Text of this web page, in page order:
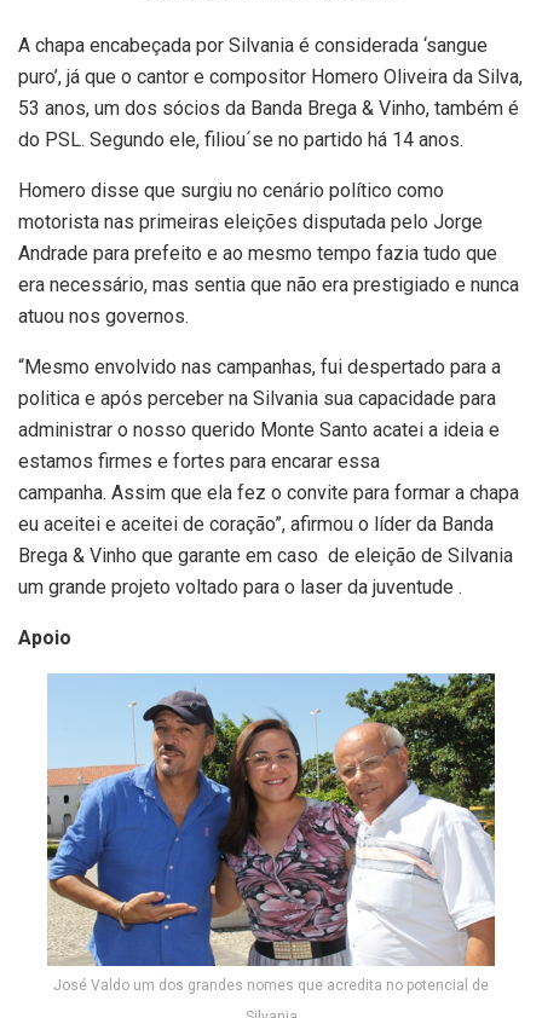
A chapa encabeçada por Silvania é considerada ‘sangue
puro’, já que o cantor e compositor Homero Oliveira da Silva,
53 anos, um dos sócios da Banda Brega & Vinho, também é
do PSL. Segundo ele, filiou´se no partido há 14 anos.
Homero disse que surgiu no cenário político como
motorista nas primeiras eleições disputada pelo Jorge
Andrade para prefeito e ao mesmo tempo fazia tudo que
era necessário, mas sentia que não era prestigiado e nunca
atuou nos governos.
“Mesmo envolvido nas campanhas, fui despertado para a
politica e após perceber na Silvania sua capacidade para
administrar o nosso querido Monte Santo acatei a ideia e
estamos firmes e fortes para encarar essa
campanha. Assim que ela fez o convite para formar a chapa
eu aceitei e aceitei de coração”, afirmou o líder da Banda
Brega & Vinho que garante em caso de eleição de Silvania
um grande projeto voltado para o laser da juventude .
Apoio
José Valdo um dos grandes nomes que acredita no potencial de